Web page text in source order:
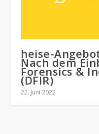
heise-
Nach dem
Forensics &
(DFIR)
22. Juni 2022